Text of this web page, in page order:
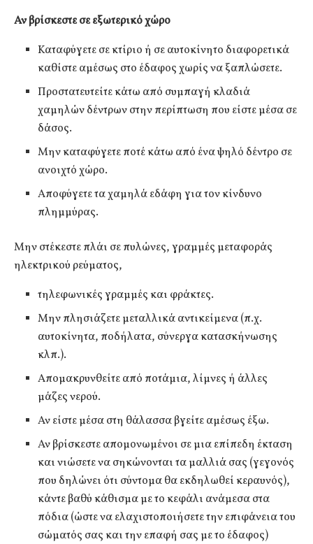
Αν βρίσκεστε σε εξωτερικό χώρο
Καταφύγετε σε κτίριο ή σε αυτοκίνητο διαφορετικά
καθίστε αμέσως στο έδαφος χωρίς να ξαπλώσετε.
Προστατευτείτε κάτω από συμπαγή κλαδιά
χαμηλών δέντρων στην περίπτωση που είστε μέσα σε
δάσος.
Μην καταφύγετε ποτέ κάτω από ένα ψηλό δέντρο σε
ανοιχτό χώρο.
Αποφύγετε τα χαμηλά εδάφη για τον κίνδυνο
πλημμύρας.
Μην στέκεστε πλάι σε πυλώνες, γραμμές μεταφοράς
ηλεκτρικού ρεύματος,
τηλεφωνικές γραμμές και φράκτες.
Μην πλησιάζετε μεταλλικά αντικείμενα (π.χ.
αυτοκίνητα, ποδήλατα, σύνεργα κατασκήνωσης
κλπ.).
Απομακρυνθείτε από ποτάμια, λίμνες ή άλλες
μάζες νερού.
Αν είστε μέσα στη θάλασσα βγείτε αμέσως έξω.
Αν βρίσκεστε απομονωμένοι σε μια επίπεδη έκταση
και νιώσετε να σηκώνονται τα μαλλιά σας (γεγονός
που δηλώνει ότι σύντομα θα εκδηλωθεί κεραυνός),
κάντε βαθύ κάθισμα με το κεφάλι ανάμεσα στα
πόδια (ώστε να ελαχιστοποιήσετε την επιφάνεια του
σώματός σας και την επαφή σας με το έδαφος)